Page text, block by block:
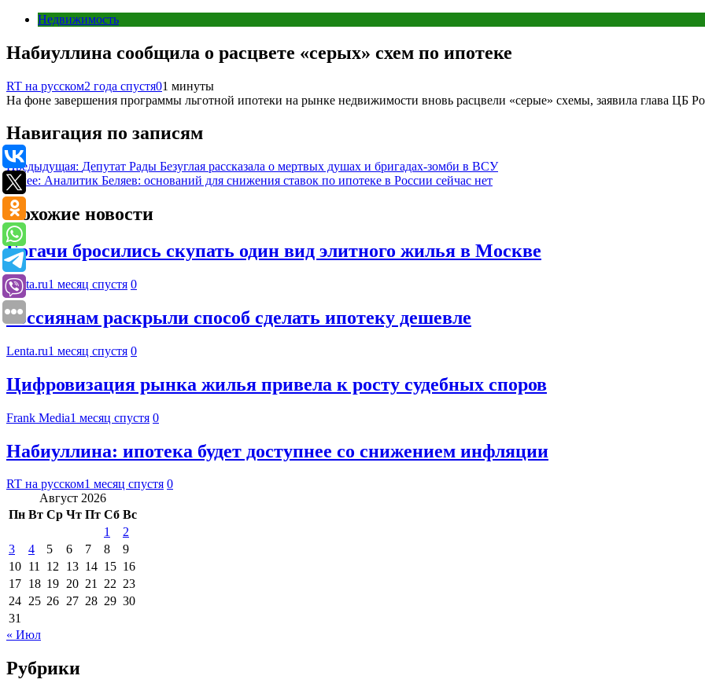
Недвижимость
Набиуллина сообщила о расцвете «серых» схем по ипотеке
RT на русском2 года спустя01 минуты
На фоне завершения программы льготной ипотеки на рынке недвижимости вновь расцвели «серые» схемы, заявила глава ЦБ
Навигация по записям
Предыдущая: Депутат Рады Безуглая рассказала о мертвых душах и бригадах-зомби в ВСУ
Далее: Аналитик Беляев: оснований для снижения ставок по ипотеке в России сейчас нет
Похожие новости
Богачи бросились скупать один вид элитного жилья в Москве
Lenta.ru1 месяц спустя 0
Россиянам раскрыли способ сделать ипотеку дешевле
Lenta.ru1 месяц спустя 0
Цифровизация рынка жилья привела к росту судебных споров
Frank Media1 месяц спустя 0
Набиуллина: ипотека будет доступнее со снижением инфляции
RT на русском1 месяц спустя 0
Август 2026
Пн Вт Ср Чт Пт Сб Вс
1
2
3
4 5 6 7 8
9
10 11 12 13 14 15 16
17 18 19 20 21 22 23
24 25 26 27 28 29 30
31
« Июл
Рубрики